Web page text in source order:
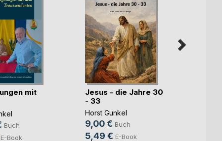
mit
Buch
E-Book
Jesus - die Jahre 30
- 33
Horst Gunkel
9,00 € Buch
5,49 € E-Book